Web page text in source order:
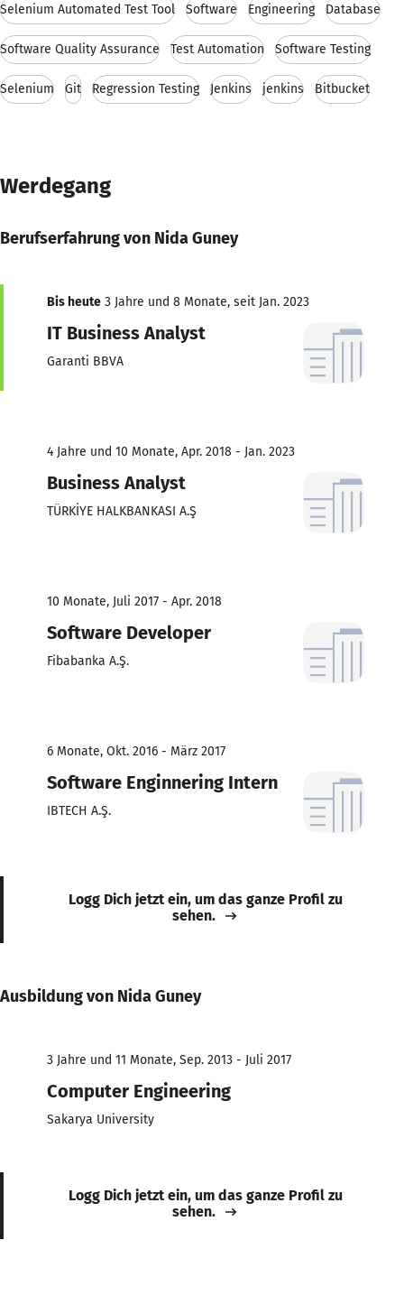
Selenium Automated Test Tool Software Engineering Database
Software Quality Assurance Test Automation Software Testing
Selenium Git Regression Testing Jenkins jenkins Bitbucket
Werdegang
Berufserfahrung von Nida Guney
Bis heute 3 Jahre und 8 Monate, seit Jan. 2023
IT Business Analyst
Garanti BBVA
4 Jahre und 10 Monate, Apr. 2018 - Jan. 2023
Business Analyst
TÜRKİYE HALKBANKASI A.Ş
10 Monate, Juli 2017 - Apr. 2018
Software Developer
Fibabanka A.Ş.
6 Monate, Okt. 2016 - März 2017
Software Enginnering Intern
IBTECH A.Ş.
Logg Dich jetzt ein, um das ganze Profil zu
sehen.
Ausbildung von Nida Guney
3 Jahre und 11 Monate, Sep. 2013 - Juli 2017
Computer Engineering
Sakarya University
Logg Dich jetzt ein, um das ganze Profil zu
sehen.